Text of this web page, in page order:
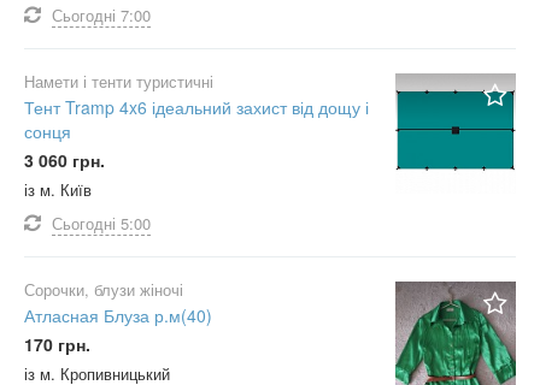
Сьогодні 7:00
Намети і тенти туристичні
Тент Tramp 4x6 ідеальний захист від дощу і
сонця
3 060 грн.
із м. Київ
Сьогодні 5:00
Сорочки, блузи жіночі
Атласная Блуза р.м(40)
170 грн.
із м. Кропивницький